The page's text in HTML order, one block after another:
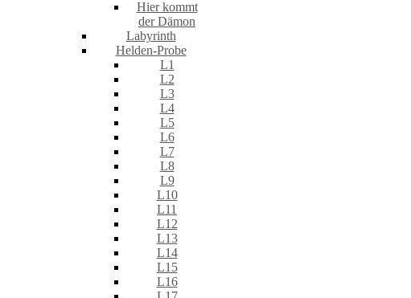
Hier kommt
der Dämon
Labyrinth
Helden-Probe
L1
L2
L3
L4
L5
L6
L7
L8
L9
L10
L11
L12
L13
L14
L15
L16